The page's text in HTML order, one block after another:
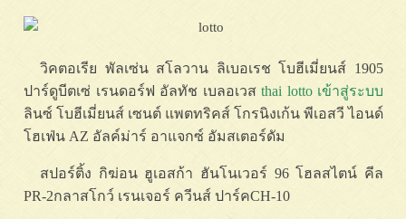
วิคตอเรีย พัลเซ่น สโลวาน ลิเบอเรช โบฮีเมี่ยนส์ 1905
ปาร์ดูบีตเซ่ เรนดอร์ฟ อัลทัช เบลอเวส thai lotto เข้าสู่ระบบ
ลินซ์ โบฮีเมี่ยนส์ เซนต์ แพตทริคส์ โกรนิงเก้น พีเอสวี ไอนด์
โฮเฟ่น AZ อัลค์ม่าร์ อาแจกซ์ อัมสเตอร์ดัม
สปอร์ติ้ง กิฆ่อน ฮูเอสก้า ฮันโนเวอร์ 96 โฮลสไตน์ คีล
PR-2กลาสโกว์ เรนเจอร์ ควีนส์ ปาร์คCH-10